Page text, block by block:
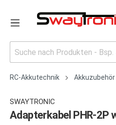
RC-Akkutechnik Akkuzubehör
SWAYTRONIC
Adapterkabel PHR-2P